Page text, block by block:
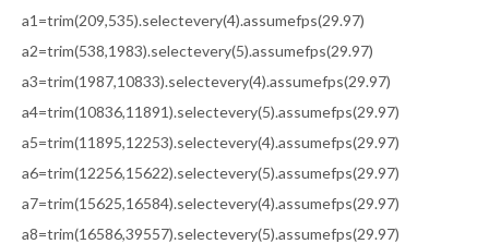
a1=trim(209,535).selectevery(4).assumefps(29.97)
a2=trim(538,1983).selectevery(5).assumefps(29.97)
a3=trim(1987,10833).selectevery(4).assumefps(29.97)
a4=trim(10836,11891).selectevery(5).assumefps(29.97)
a5=trim(11895,12253).selectevery(4).assumefps(29.97)
a6=trim(12256,15622).selectevery(5).assumefps(29.97)
a7=trim(15625,16584).selectevery(4).assumefps(29.97)
a8=trim(16586,39557).selectevery(5).assumefps(29.97)